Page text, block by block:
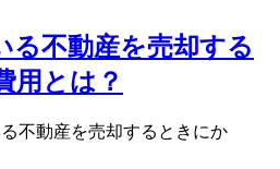
る不動産を売却する
用とは？